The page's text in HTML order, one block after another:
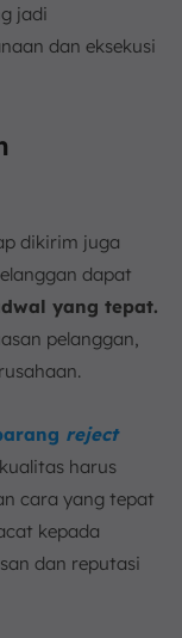
jadi
dan eksekusi
dikirim juga
dapat
yang tepat.
pelanggan,
reject
harus
cara yang tepat
kepada
dan reputasi